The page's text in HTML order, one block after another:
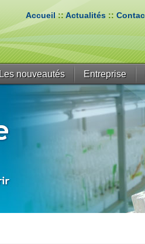
Accueil::Actualités ::
Les nouveautés Entreprise